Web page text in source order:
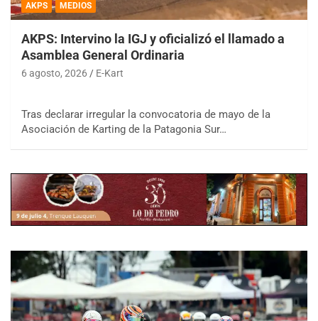
AKPS MEDIOS
AKPS: Intervino la IGJ y oficializó el llamado a
Asamblea General Ordinaria
6 agosto, 2026 E-Kart
Tras declarar irregular la convocatoria de mayo de la
Asociación de Karting de la Patagonia Sur…